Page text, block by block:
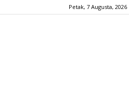
Petak, 7 Augusta, 2026